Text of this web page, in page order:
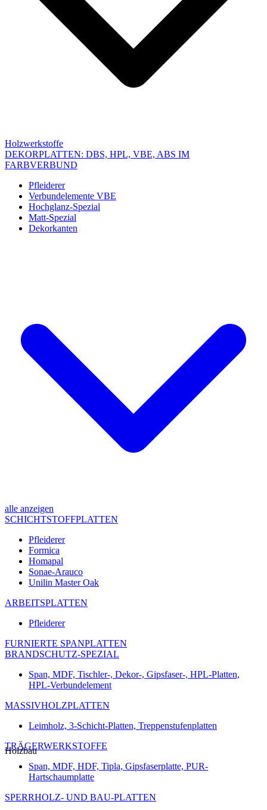
Holzwerkstoffe
DEKORPLATTEN: DBS, HPL, VBE, ABS IM
FARBVERBUND
Pfleiderer
Verbundelemente VBE
Hochglanz-Spezial
Matt-Spezial
Dekorkanten
alle anzeigen
SCHICHTSTOFFPLATTEN
Pfleiderer
Formica
Homapal
Sonae-Arauco
Unilin Master Oak
ARBEITSPLATTEN
Pfleiderer
FURNIERTE SPANPLATTEN
BRANDSCHUTZ-SPEZIAL
Span, MDF, Tischler-, Dekor-, Gipsfaser-, HPL-Platten,
HPL-Verbundelement
MASSIVHOLZPLATTEN
Leimholz, 3-Schicht-Platten, Treppenstufenplatten
TRÄGERWERKSTOFFE
Span, MDF, HDF, Tipla, Gipsfaserplatte, PUR-
Hartschaumplatte
SPERRHOLZ- UND BAU-PLATTEN
Holzbau